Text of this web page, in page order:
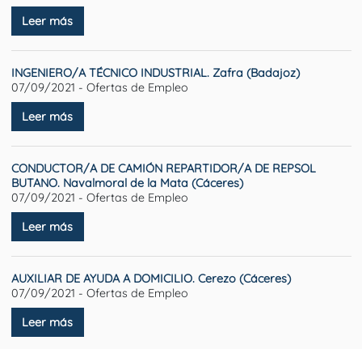
Leer más
INGENIERO/A TÉCNICO INDUSTRIAL. Zafra (Badajoz)
07/09/2021 - Ofertas de Empleo
Leer más
CONDUCTOR/A DE CAMIÓN REPARTIDOR/A DE REPSOL
BUTANO. Navalmoral de la Mata (Cáceres)
07/09/2021 - Ofertas de Empleo
Leer más
AUXILIAR DE AYUDA A DOMICILIO. Cerezo (Cáceres)
07/09/2021 - Ofertas de Empleo
Leer más